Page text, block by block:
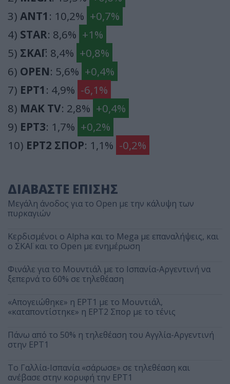
3) ΑΝΤ1 : 10,2% +0,7%
4) STAR: 8,6% +1%
5) ΣΚΑΪ: 8,4% +0,8%
6) OPEN: 5,6% +0,4%
7) ΕΡΤ1 : 4,9% -6,1%
8) ΜΑΚ TV: 2,8% +0,4%
9) ΕΡΤ3: 1,7% +0,2%
10) ΕΡΤ2 ΣΠΟΡ: 1,1% -0,2%
ΔΙΑΒΑΣΤΕ ΕΠΙΣΗΣ
Μεγάλη άνοδος για το Open με την κάλυψη των
πυρκαγιών
Κερδισμένοι ο Alpha και το Mega με επαναλήψεις, και
ο ΣΚΑΪ και το Open με ενημέρωση
Φινάλε για το Μουντιάλ με το Ισπανία-Αργεντινή να
ξεπερνά το 60% σε τηλεθέαση
«Απογειώθηκε» η ΕΡΤ1 με το Μουντιάλ,
«καταποντίστηκε» η ΕΡΤ2 Σπορ με το τένις
Πάνω από το 50% η τηλεθέαση του Αγγλία-Αργεντινή
στην ΕΡΤ1
Το Γαλλία-Ισπανία «σάρωσε» σε τηλεθέαση και
ανέβασε στην κορυφή την ΕΡΤ1